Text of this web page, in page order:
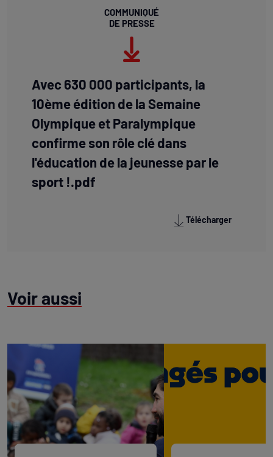
COMMUNIQUÉ
DE PRESSE
Avec 630 000 participants, la
10ème édition de la Semaine
Olympique et Paralympique
confirme son rôle clé dans
l'éducation de la jeunesse par le
sport !.pdf
Télécharger
Voir aussi